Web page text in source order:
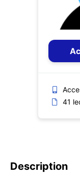
41
Description